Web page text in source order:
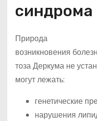
синдрома
Природа
возникновения
тоза Деркума не
могут лежать:
генетические
нарушения